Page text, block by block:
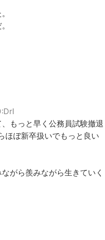
もっと早く公務員試験撤退
ほぼ新卒扱いでもっと良い
がら羨みながら生きていく